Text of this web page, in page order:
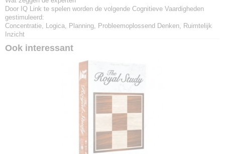
Door IQ Link te spelen worden de volgende Cognitieve Vaardigheden
gestimuleerd:
Concentratie, Logica, Planning, Probleemoplossend Denken, Ruimtelijk
Inzicht
Ook interessant